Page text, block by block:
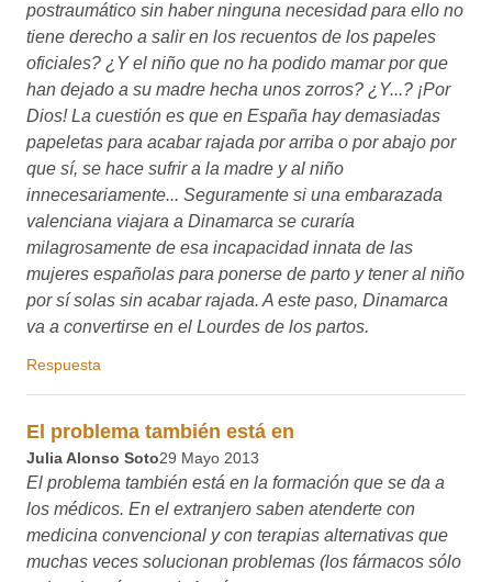
El problema también está en
Julia Alonso Soto 29 Mayo 2013
El problema también está en la formación que se da a los
médicos. En el extranjero saben atenderte con medicina
convencional y con terapias alternativas que muchas
veces solucionan problemas (los fármacos sólo quitan los
síntomas). Aquí no porque entre entre otras cosas no
interesa a las empresas farmacéuticas, pederían mucho
dinero. A los médicos les lavan muy bien el cerebro para
que se metan ellos también en el negocio.
Respuesta
A los médicos,sin generalizar
A los médicos,sin generalizar, les lavan el cerebro y les
llenan el bolsillo, triste realidad........
Respuesta